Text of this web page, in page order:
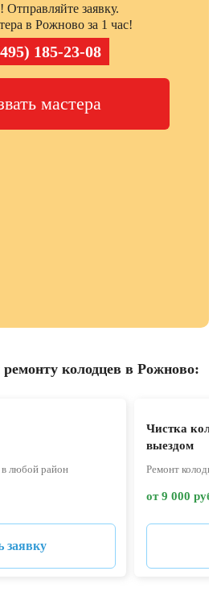
Отправляйте заявку.
в Рожново за 1 час!
185-23-08
мастера
ремонту колодцев в Рожново:
в любой район
заявку
Чистка
выездом
Ремонт
от 9 000 руб.